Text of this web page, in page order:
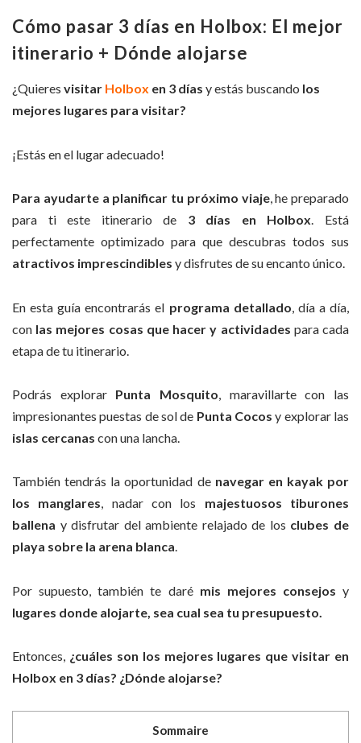
Cómo pasar 3 días en Holbox: El mejor
itinerario + Dónde alojarse
¿Quieres visitar Holbox en 3 días y estás buscando los
mejores lugares para visitar?
¡Estás en el lugar adecuado!
Para ayudarte a planificar tu próximo viaje, he preparado
para ti este itinerario de 3 días en Holbox. Está
perfectamente optimizado para que descubras todos sus
atractivos imprescindibles y disfrutes de su encanto único.
En esta guía encontrarás el programa detallado , día a día,
con las mejores cosas que hacer y actividades para cada
etapa de tu itinerario.
Podrás explorar Punta Mosquito, maravillarte con las
impresionantes puestas de sol de Punta Cocos y explorar las
islas cercanas con una lancha.
También tendrás la oportunidad de navegar en kayak por
los manglares, nadar con los majestuosos tiburones
ballena y disfrutar del ambiente relajado de los clubes de
playa sobre la arena blanca.
Por supuesto, también te daré mis mejores consejos y
lugares donde alojarte, sea cual sea tu presupuesto.
Entonces, ¿cuáles son los mejores lugares que visitar en
Holbox en 3 días? ¿Dónde alojarse?
Sommaire